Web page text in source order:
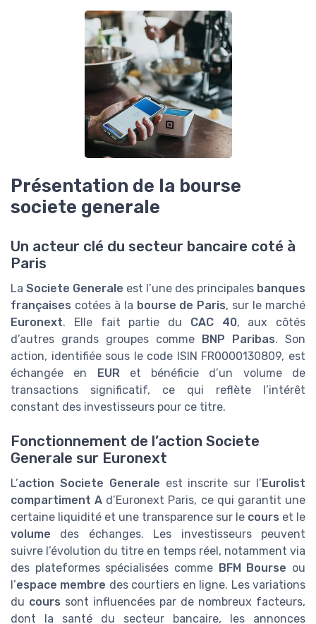
Présentation de la bourse
societe generale
Un acteur clé du secteur bancaire coté à
Paris
La Societe Generale est l’une des principales banques
françaises cotées à la bourse de Paris, sur le marché
Euronext. Elle fait partie du CAC 40, aux côtés
d’autres grands groupes comme BNP Paribas. Son
action, identifiée sous le code ISIN FR0000130809, est
échangée en EURet bénéficie d’un volume de
transactions significatif, ce qui reflète l’intérêt
constant des investisseurs pour ce titre.
Fonctionnement de l’action Societe
Generale sur Euronext
L’action Societe Generale est inscrite sur l’ Eurolist
compartiment A d’Euronext Paris, ce qui garantit une
certaine liquidité et une transparence sur le cours et le
volume des échanges. Les investisseurs peuvent
suivre l’évolution du titre en temps réel, notamment via
des plateformes spécialisées comme BFM Bourse ou
l’espace membre des courtiers en ligne. Les variations
du cours sont influencées par de nombreux facteurs,
dont la santé du secteur bancaire, les annonces